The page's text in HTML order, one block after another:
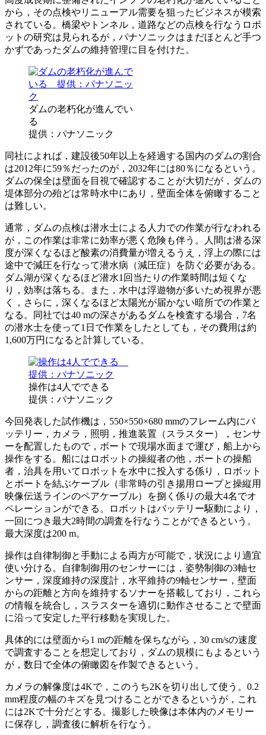
から，その点検やリニューアル需要を狙ったビジネスが模索
されている。橋梁やトンネル，道路などの点検を行なうロボ
ットの研究は見られるが，パナソニックはまだほとんど手つ
かずであったダムの維持管理に目を付けた。
ダムの老朽化が進んでい
る
提供：パナソニック
同社によれば，建設後50年以上を経過する国内のダムの割合
は2012年に59％だったのが，2032年には80％になるという。
ダムの保全は壁面を目視で確認することが大切だが，ダムの
堤体部分の殆どは常時水中にあり，壁面全体を俯瞰すること
は難しい。
通常，ダムの点検は潜水士による人力での作業が行なわれる
が，この作業は非常に効率が悪く危険も伴う。人間は潜る深
度が深くなるほど酸素の消費量が増えるうえ，浮上の際には
途中で減圧を行なって潜水病（減圧症）を防ぐ必要がある。
ダム湖が深くなるほど潜水1回当たりの作業時間は短くな
り，効率は落ちる。また，水中は浮遊物が多いため視界が悪
く，さらに，深くなるほど太陽光が届かない暗所での作業と
なる。同社では40 mの深さがあるダムを検査する場合，7名
の潜水士を使って1日で作業をしたとしても，その費用は約
1,600万円になると計算している。
操作は4人でできる
提供：パナソニック
今回発表した試作機は，550×550×680 mmのフレーム内にバ
ッテリー，カメラ，照明，推進装置（スラスター），センサ
ーを配置したもので，ボートで現場水面まで運び，船上から
操作をする。船にはロボットの操縦者の他，ボートの操船
者，治具を用いてロボットを水中に投入する係り，ロボット
とボートを結ぶケーブル（非常時の引き揚用ロープと操縦用
映像伝送ラインのペアケーブル）を捌く係りの最大4名でオ
ペレーションができる。ロボットはバッテリー駆動により，
一回につき最大2時間の調査を行なうことができるという。
最大深度は200 m。
操作は自律制御と手動による両方が可能で，状況により適宜
使い分ける。自律制御用のセンサーには，姿勢制御の3軸セ
ンサー，深度維持の深度計，水平維持の9軸センサー，壁面
からの距離と方向を維持するソナーを搭載しており，これら
の情報を統合し，スラスターを適切に動作させることで壁面
に沿って安定した平行移動を実現した。
具体的には壁面から1 mの距離を保ちながら，30 cm/sの速度
で調査することを想定しており，ダムの規模にもよるという
が，数日で全体の俯瞰図を作製できるという。
カメラの解像度は4Kで，このうち2Kを切り出して使う。0.2
mm程度の幅のキズを見つけることができるというが，これ
には2Kで十分だとする。撮影した映像は本体内のメモリー
に保存し，調査後に解析を行なう。